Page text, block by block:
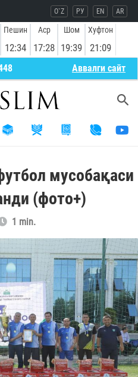
O`Z РУ EN AR
Пешин
12:34
Аср
17:28
Шом
19:39
Хуфтон
21:09
Aввалги сайт
мусобақаси
(фото+)
1 min.